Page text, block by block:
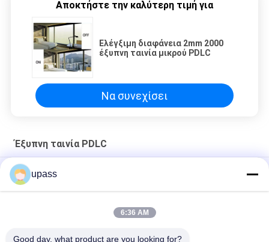
Αποκτήστε την καλύτερη τιμή για
Ελέγξιμη διαφάνεια 2mm 2000
έξυπνη ταινία μικρού PDLC
Να συνεχίσει
Έξυπνη ταινία PDLC
Υψηλή διαφανής ηλεκτρονική μετατρέψιμη έξυπνη ταινία
PDLCupass
6:36 AM
Good day, what product are you looking for?